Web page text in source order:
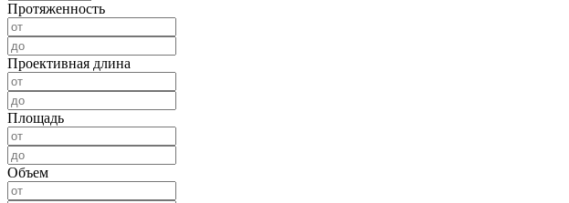
Протяженность
Проективная длина
Площадь
Объем